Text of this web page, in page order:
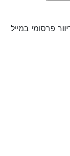
פרסומי במייל